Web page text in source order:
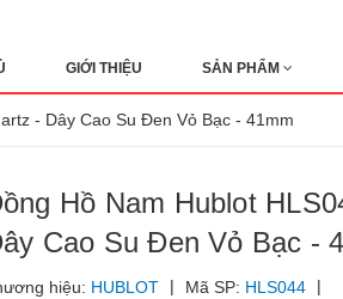
GIỚI THIỆU SẢN PHẨM
- Dây Cao Su Đen Vỏ Bạc - 41mm
Hồ Nam Hublot
Cao Su Đen Vỏ Bạc -
hiệu: HUBLOT | Mã SP: HLS044 |